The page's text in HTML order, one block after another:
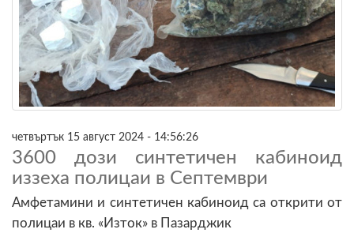
четвъртък 15 август 2024 - 14:56:26
3600 дози синтетичен кабиноид
иззеха полицаи в Септември
Амфетамини и синтетичен кабиноид са открити от
полицаи в кв. «Изток» в Пазарджик